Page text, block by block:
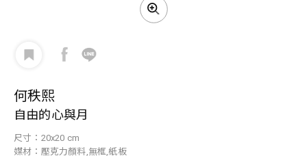
何秩熙
自由的心與月
尺寸：20x20 cm
媒材：壓克力顏料,無框,紙板